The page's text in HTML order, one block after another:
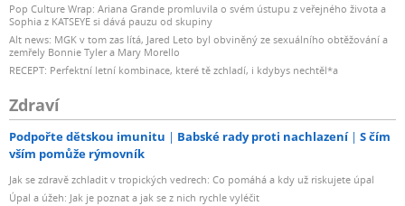
Pop Culture Wrap: Ariana Grande promluvila o svém ústupu z veřejného života a
Sophia z KATSEYE si dává pauzu od skupiny
Alt news: MGK v tom zas lítá, Jared Leto byl obviněný ze sexuálního obtěžování a
zemřely Bonnie Tyler a Mary Morello
RECEPT: Perfektní letní kombinace, které tě zchladí, i kdybys nechtěl*a
Zdraví
Podpořte dětskou imunitu Babské rady proti nachlazení
S čím
vším pomůže rýmovník
Jak se zdravě zchladit v tropických vedrech: Co pomáhá a kdy už riskujete úpal
Úpal a úžeh: Jak je poznat a jak se z nich rychle vyléčit